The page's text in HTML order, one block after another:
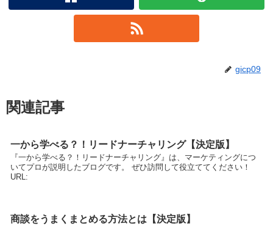
gicp09
関連記事
一から学べる？！リードナーチャリング【決定版】
『一から学べる？！リードナーチャリング』は、マーケティングにつ
いてプロが説明したブログです。 ぜひ訪問して役立ててください！
URL:
商談をうまくまとめる方法とは【決定版】